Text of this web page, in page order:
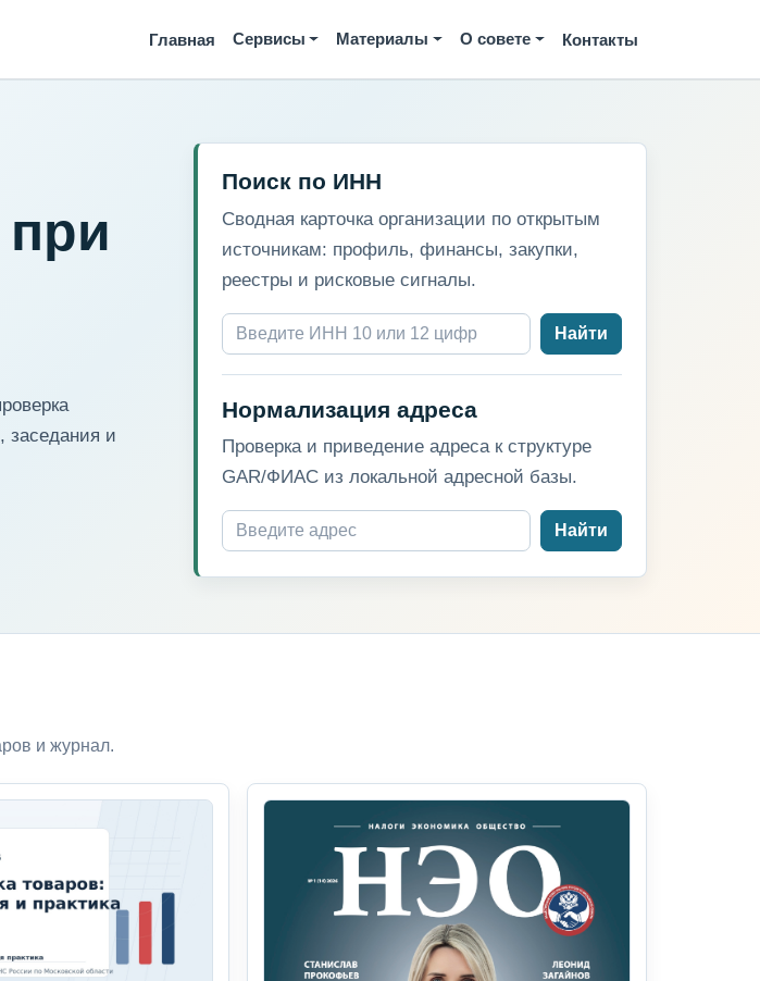
Главная Сервисы Материалы О совете Контакты
заседания и
Поиск по ИНН
Сводная карточка организации по открытым
источникам: профиль, финансы, закупки,
реестры и рисковые сигналы.
Найти
Нормализация адреса
Проверка и приведение адреса к структуре
GAR/ФИАС из локальной адресной базы.
Найти
и журнал.